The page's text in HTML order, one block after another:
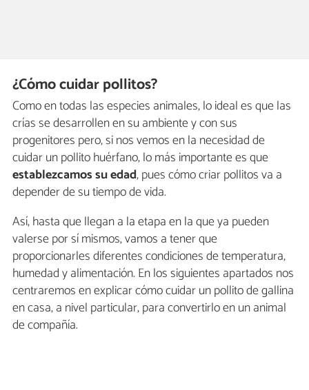
¿Cómo cuidar pollitos?
Como en todas las especies animales, lo ideal es que las
crías se desarrollen en su ambiente y con sus
progenitores pero, si nos vemos en la necesidad de
cuidar un pollito huérfano, lo más importante es que
establezcamos su edad, pues cómo criar pollitos va a
depender de su tiempo de vida.
Así, hasta que llegan a la etapa en la que ya pueden
valerse por sí mismos, vamos a tener que
proporcionarles diferentes condiciones de temperatura,
humedad y alimentación. En los siguientes apartados nos
centraremos en explicar cómo cuidar un pollito de gallina
en casa, a nivel particular, para convertirlo en un animal
de compañía.